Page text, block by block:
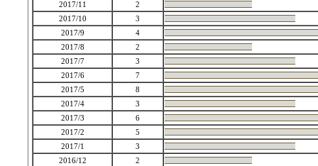
2017/11
2
2017/10
3
2017/9
4
2017/8
2
2017/7
3
2017/6
7
2017/5
8
2017/4
3
2017/3
6
2017/2
5
2017/1
3
2016/12
2